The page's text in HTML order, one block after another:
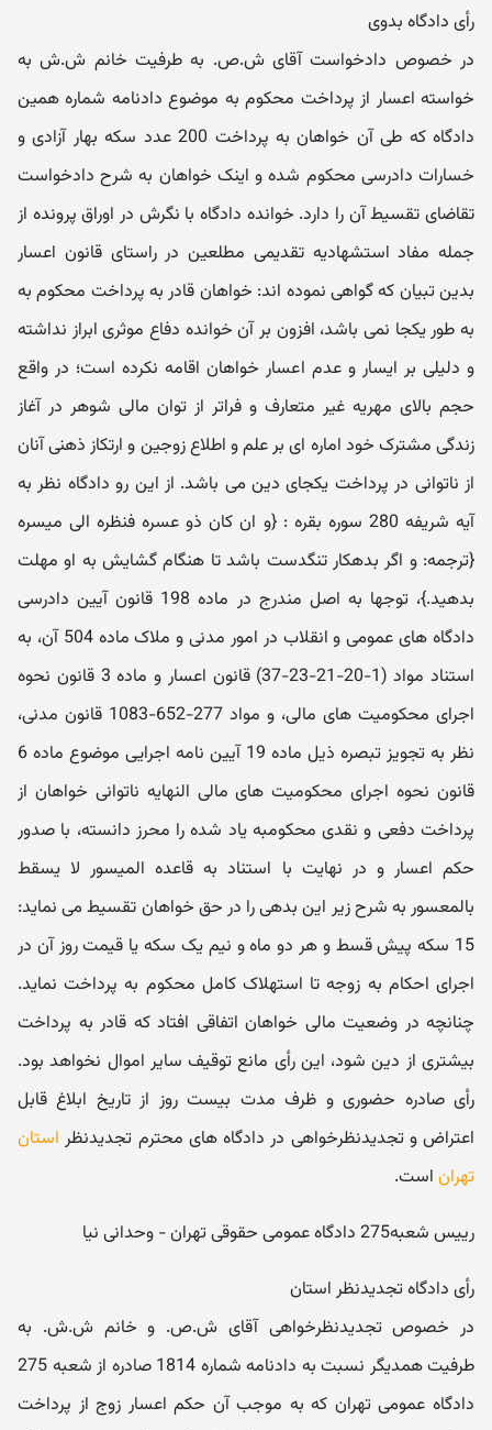
رأی دادگاه بدوی
در خصوص دادخواست آقای ش.ص. به طرفیت خانم ش.ش به
خواسته اعسار از پرداخت محکوم ‬به موضوع دادنامه شماره همین
دادگاه که طی آن خواهان به پرداخت 200 عدد سکه بهار آزادی و
خسارات دادرسی محکوم شده و اینک خواهان به شرح دادخواست
تقاضای تقسیط آن را دارد. خوانده دادگاه با نگرش در اوراق پرونده از
جمله مفاد استشهادیه تقدیمی مطلعین در راستای قانون اعسار
بدین تبیان که گواهی نموده اند: خواهان قادر به پرداخت محکوم‬ به
به طور یک‬جا نمی باشد، افزون بر آن خوانده دفاع موثری ابراز نداشته
و دلیلی بر ایسار و عدم اعسار خواهان اقامه نکرده است؛ در واقع
حجم بالای مهریه غیر متعارف و فراتر از توان مالی شوهر در آغاز
زندگی مشترک خود اماره ای بر علم و اطلاع زوجین و ارتکاز ذهنی آنان
از ناتوانی در پرداخت یک‬جای دین می باشد. از این رو دادگاه نظر به
آیه شریفه 280 سوره بقره : {و ان کان ذو عسره فنظره الی میسره
{ترجمه: و اگر بدهکار تنگدست باشد تا هنگام گشایش به او مهلت
بدهید.}، توجها به اصل مندرج در ماده 198 قانون آیین دادرسی
دادگاه های عمومی و انقلاب در امور مدنی و ملاک ماده 504 آن، به
استناد مواد (1-20-21-23-37) قانون اعسار و ماده 3 قانون نحوه
اجرای محکومیت های مالی، و مواد 277-652-1083 قانون مدنی،
نظر به تجویز تبصره ذیل ماده 19 آیین نامه اجرایی موضوع ماده 6
قانون نحوه اجرای محکومیت های مالی النهایه ناتوانی خواهان از
پرداخت دفعی و نقدی محکوم‬به یاد شده را محرز دانسته، با صدور
حکم اعسار و در نهایت با استناد به قاعده المیسور لا یسقط
بالمعسور به شرح زیر این بدهی را در حق خواهان تقسیط می نماید:
15 سکه پیش قسط و هر دو ماه و نیم یک سکه یا قیمت روز آن در
اجرای احکام به زوجه تا استهلاک کامل محکوم ‬به پرداخت نماید.
چنانچه در وضعیت مالی خواهان اتفاقی افتاد که قادر به پرداخت
بیشتری از دین شود، این رأی مانع توقیف سایر اموال نخواهد بود.
رأی صادره حضوری و ظرف مدت بیست روز از تاریخ ابلاغ قابل
اعتراض و تجدیدنظرخواهی در دادگاه های محترم تجدیدنظر استان
تهران است.
رییس شعبه275 دادگاه عمومی حقوقی تهران - وحدانی نیا
رأی دادگاه تجدیدنظر استان
در خصوص تجدیدنظرخواهی آقای ش.ص. و خانم ش.ش. به
طرفیت همدیگر نسبت به دادنامه شماره 1814 صادره از شعبه 275
دادگاه عمومی تهران که به موجب آن حکم اعسار زوج از پرداخت